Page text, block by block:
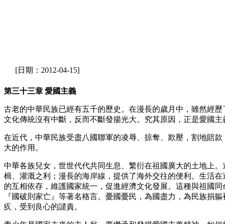
[日期：2012-04-15]
第三十三章 愛國主義
古老的中華民族已經有五千的歷史。在漫長的歲月中，雖然經
文化傳統沒有中斷，反而不斷發揚光大。究其原因，正是愛國
在近代，中華民族受盡八國聯軍的凌辱、掠奪、欺壓，割地賠
大的作用。
中華各族兒女，世世代代共同生息、繁衍在祖國廣大的土地上
楫、灌溉之利；漫長的海岸線，提供了海外交往的便利。生活
的互相依存，維護國家統一，促進經濟文化發展。這種與祖國
『國破則家亡』等著名格言。憂國憂民，為國盡力，為民族捐
疚，受到良心的譴責。